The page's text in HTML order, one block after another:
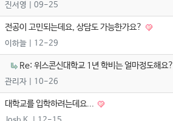
진서영 | 09-25
전공이 고민되는데요, 상담도 가능한가요?
이하늘 | 12-29
Re: 위스콘신대학교 1년 학비는 얼마정도해요?
관리자 | 10-26
대학교를 입학하려는데요...